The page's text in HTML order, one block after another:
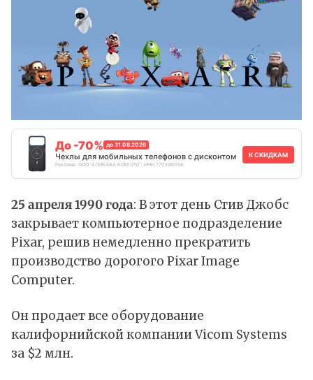
До -70% до 31.08.2026
Чехлы для мобильных телефонов с дисконтом
Реклама. ООО "АЛИБАБА.КОМ (РУ)", ИНН 7703380158
К СКИДКАМ
25 апреля 1990 года: В этот день Стив Джобс
закрывает компьютерное подразделение
Pixar, решив немедленно прекратить
производство дорогого Pixar Image
Computer.
Он продает все оборудование
калифорнийской компании Vicom Systems
за $2 млн.